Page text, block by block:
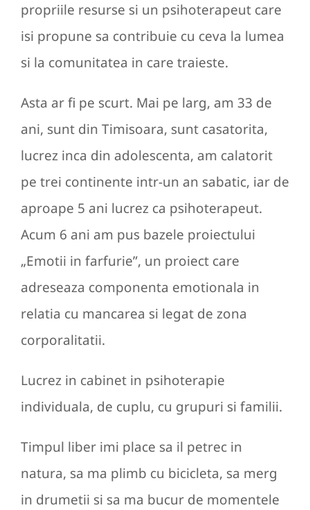
propriile resurse si un psihoterapeut care
isi propune sa contribuie cu ceva la lumea
si la comunitatea in care traieste.
Asta ar fi pe scurt. Mai pe larg, am 33 de
ani, sunt din Timisoara, sunt casatorita,
lucrez inca din adolescenta, am calatorit
pe trei continente intr-un an sabatic, iar de
aproape 5 ani lucrez ca psihoterapeut.
Acum 6 ani am pus bazele proiectului
„Emotii in farfurie”, un proiect care
adreseaza componenta emotionala in
relatia cu mancarea si legat de zona
corporalitatii.
Lucrez in cabinet in psihoterapie
individuala, de cuplu, cu grupuri si familii.
Timpul liber imi place sa il petrec in
natura, sa ma plimb cu bicicleta, sa merg
in drumetii si sa ma bucur de momentele